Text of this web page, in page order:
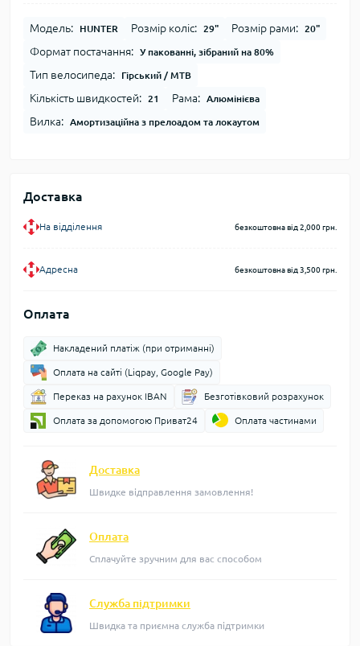
Модель: HUNTER Розмір коліс: 29" Розмір рами: 20"
Формат постачання: У пакованні, зібраний на 80%
Тип велосипеда: Гірський / MTB
Кількість швидкостей: 21 Рама: Алюмінієва
Вилка: Амортизаційна з прелоадом та локаутом
Доставка
На відділення безкоштовна від 2,000 грн.
Адресна безкоштовна від 3,500 грн.
Оплата
Накладений платіж (при отриманні)
Оплата на сайті (Liqpay, Google Pay)
Переказ на рахунок IBAN Безготівковий розрахунок
Оплата за допомогою Приват24 Оплата частинами
Доставка
Швидке відправлення замовлення!
Оплата
Сплачуйте зручним для вас способом
Служба підтримки
Швидка та приємна служба підтримки